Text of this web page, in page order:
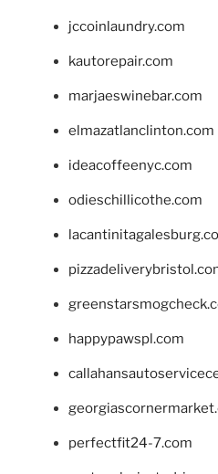
jccoinlaundry.com
kautorepair.com
marjaeswinebar.com
elmazatlanclinton.com
ideacoffeenyc.com
odieschillicothe.com
happypawspl.com
perfectfit24-7.com